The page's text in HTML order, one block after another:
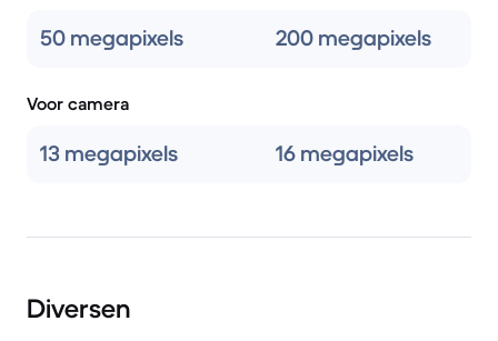
50 megapixels 200 megapixels
Voor camera
13 megapixels 16 megapixels
Diversen